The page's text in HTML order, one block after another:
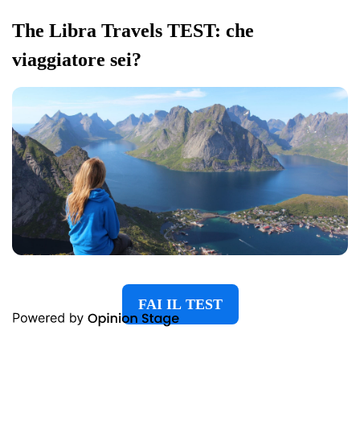
The Libra Travels TEST: che
viaggiatore sei?
FAI IL TEST